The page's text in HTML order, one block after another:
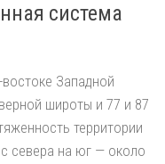
система
Западной
широты и 77 и 87
территории
севера на юг — около